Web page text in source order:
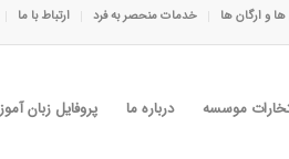
و ارگان ها خدمات منحصر به فرد ارتباط با ما
موسسه درباره ما پروفایل زبان آموز